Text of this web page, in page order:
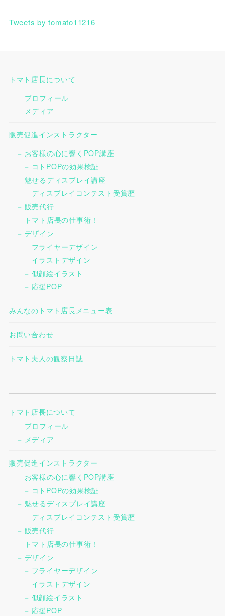
Tweets by tomato11216
トマト店長について
プロフィール
メディア
販売促進インストラクター
お客様の心に響くPOP講座
コトPOPの効果検証
魅せるディスプレイ講座
ディスプレイコンテスト受賞歴
販売代行
トマト店長の仕事術！
デザイン
フライヤーデザイン
イラストデザイン
似顔絵イラスト
応援POP
みんなのトマト店長メニュー表
お問い合わせ
トマト夫人の観察日誌
トマト店長について
プロフィール
メディア
販売促進インストラクター
お客様の心に響くPOP講座
コトPOPの効果検証
魅せるディスプレイ講座
ディスプレイコンテスト受賞歴
販売代行
トマト店長の仕事術！
デザイン
フライヤーデザイン
イラストデザイン
似顔絵イラスト
応援POP